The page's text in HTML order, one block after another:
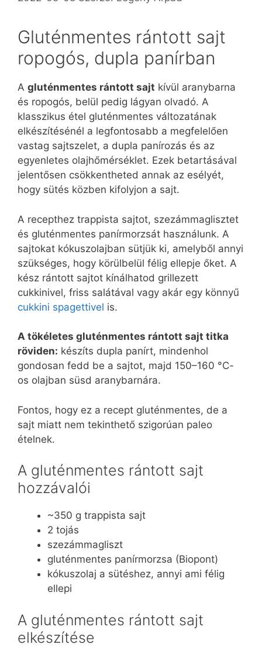
Gluténmentes rántott sajt
ropogós, dupla panírban
A gluténmentes rántott sajt kívül aranybarna
és ropogós, belül pedig lágyan olvadó. A
klasszikus étel gluténmentes változatának
elkészítésénél a legfontosabb a megfelelően
vastag sajtszelet, a dupla panírozás és az
egyenletes olajhőmérséklet. Ezek betartásával
jelentősen csökkentheted annak az esélyét,
hogy sütés közben kifolyjon a sajt.
A recepthez trappista sajtot, szezámmaglisztet
és gluténmentes panírmorzsát használunk. A
sajtokat kókuszolajban sütjük ki, amelyből annyi
szükséges, hogy körülbelül félig ellepje őket. A
kész rántott sajtot kínálhatod grillezett
cukkinivel, friss salátával vagy akár egy könnyű
cukkini spagettivel is.
A tökéletes gluténmentes rántott sajt titka
röviden: készíts dupla panírt, mindenhol
gondosan fedd be a sajtot, majd 150–160 °C-
os olajban süsd aranybarnára.
Fontos, hogy ez a recept gluténmentes, de a
sajt miatt nem tekinthető szigorúan paleo
ételnek.
A gluténmentes rántott sajt
hozzávalói
~350 g trappista sajt
2 tojás
szezámmagliszt
gluténmentes panírmorzsa (Biopont)
kókuszolaj a sütéshez, annyi ami félig
ellepi
A gluténmentes rántott sajt
elkészítése